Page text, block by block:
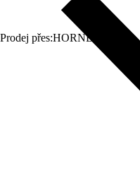
Prodej přes:HORNBACH